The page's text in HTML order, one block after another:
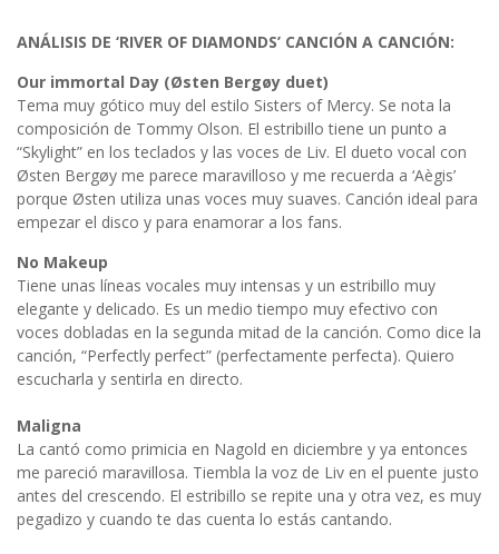
ANÁLISIS DE ‘RIVER OF DIAMONDS’ CANCIÓN A CANCIÓN:
Our immortal Day (Østen Bergøy duet)
Tema muy gótico muy del estilo Sisters of Mercy. Se nota la
composición de Tommy Olson. El estribillo tiene un punto a
“Skylight” en los teclados y las voces de Liv. El dueto vocal con
Østen Bergøy me parece maravilloso y me recuerda a ‘Aègis’
porque Østen utiliza unas voces muy suaves. Canción ideal para
empezar el disco y para enamorar a los fans.
No Makeup
Tiene unas líneas vocales muy intensas y un estribillo muy
elegante y delicado. Es un medio tiempo muy efectivo con
voces dobladas en la segunda mitad de la canción. Como dice la
canción, “Perfectly perfect” (perfectamente perfecta). Quiero
escucharla y sentirla en directo.
Maligna
La cantó como primicia en Nagold en diciembre y ya entonces
me pareció maravillosa. Tiembla la voz de Liv en el puente justo
antes del crescendo. El estribillo se repite una y otra vez, es muy
pegadizo y cuando te das cuenta lo estás cantando.